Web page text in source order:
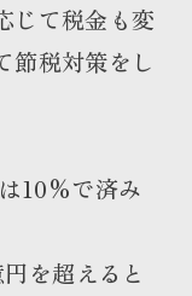
じて税金も変
節税対策をし
10%で済み
を超えると